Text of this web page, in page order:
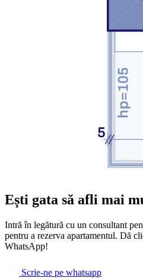
Ești gata să afli mai
Intră în legătură cu un consultant
pentru a rezerva apartamentul. Dă
WhatsApp!
Scrie-ne pe whatsapp